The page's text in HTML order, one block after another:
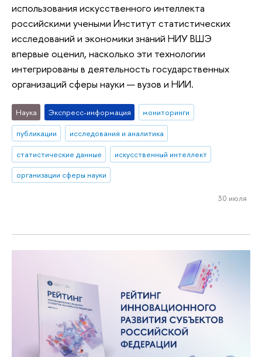
использования искусственного интеллекта
российскими учеными Институт статистических
исследований и экономики знаний НИУ ВШЭ
впервые оценил, насколько эти технологии
интегрированы в деятельность государственных
организаций сферы науки — вузов и НИИ.
Наука Экспресс-информация
мониторинги
публикации
исследования и аналитика
статистические данные
искусственный интеллект
организации сферы науки
30 июля